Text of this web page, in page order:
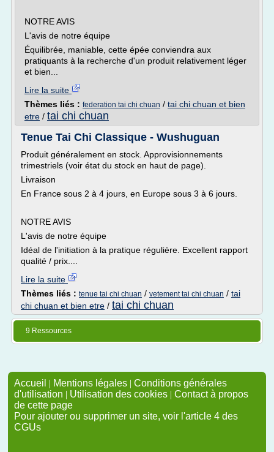
NOTRE AVIS
L'avis de notre équipe
Équilibrée, maniable, cette épée conviendra aux
pratiquants à la recherche d'un produit relativement léger
et bien...
Lire la suite
Thèmes liés : federation tai chi chuan / tai chi chuan et bien
etre / tai chi chuan
Tenue Tai Chi Classique - Wushuguan
Produit généralement en stock. Approvisionnements
trimestriels (voir état du stock en haut de page).
Livraison
En France sous 2 à 4 jours, en Europe sous 3 à 6 jours.
NOTRE AVIS
L'avis de notre équipe
Idéal de l'initiation à la pratique régulière. Excellent rapport
qualité / prix....
Lire la suite
Thèmes liés : tenue tai chi chuan / vetement tai chi chuan / tai
chi chuan et bien etre / tai chi chuan
9 Ressources
Accueil | Mentions légales | Conditions générales
d'utilisation | Utilisation des cookies | Contact à propos
de cette page
Pour ajouter ou supprimer un site, voir l'article 4 des
CGUs